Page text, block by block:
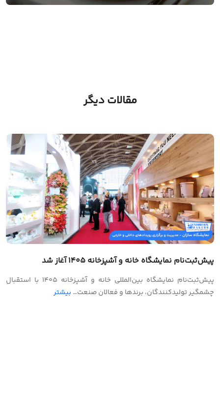
مقالات دیگر
پیش‌ثبت‌نام نمایشگاه خانه و آشپزخانه ۱۴۰۵ آغاز شد
پیش‌ثبت‌نام نمایشگاه بین‌المللی خانه و آشپزخانه ۱۴۰۵ با استقبال
چشمگیر تولیدکنندگان، برندها و فعالان صنعت… بیشتر